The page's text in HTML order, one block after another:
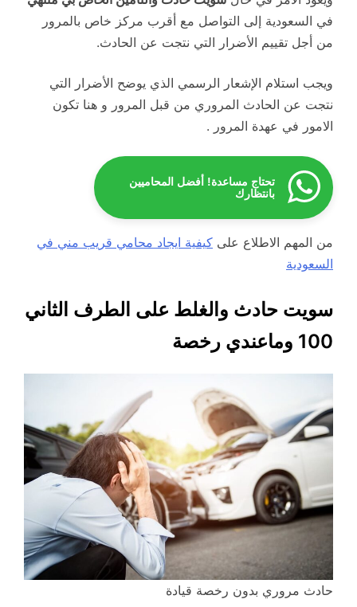
في السعودية إلى التواصل مع أقرب مركز خاص بالمرور
من أجل تقييم الأضرار التي نتجت عن الحادث.
ويجب استلام الإشعار الرسمي الذي يوضح الأضرار التي
نتجت عن الحادث المروري من قبل المرور و هنا تكون
الامور في عهدة المرور .
تحتاج مساعدة! أفضل المحاميين
بانتظارك
من المهم الاطلاع على كيفية ايجاد محامي قريب مني في
السعودية
سويت حادث والغلط على الطرف الثاني
100 وماعندي رخصة
حادث مروري بدون رخصة قيادة